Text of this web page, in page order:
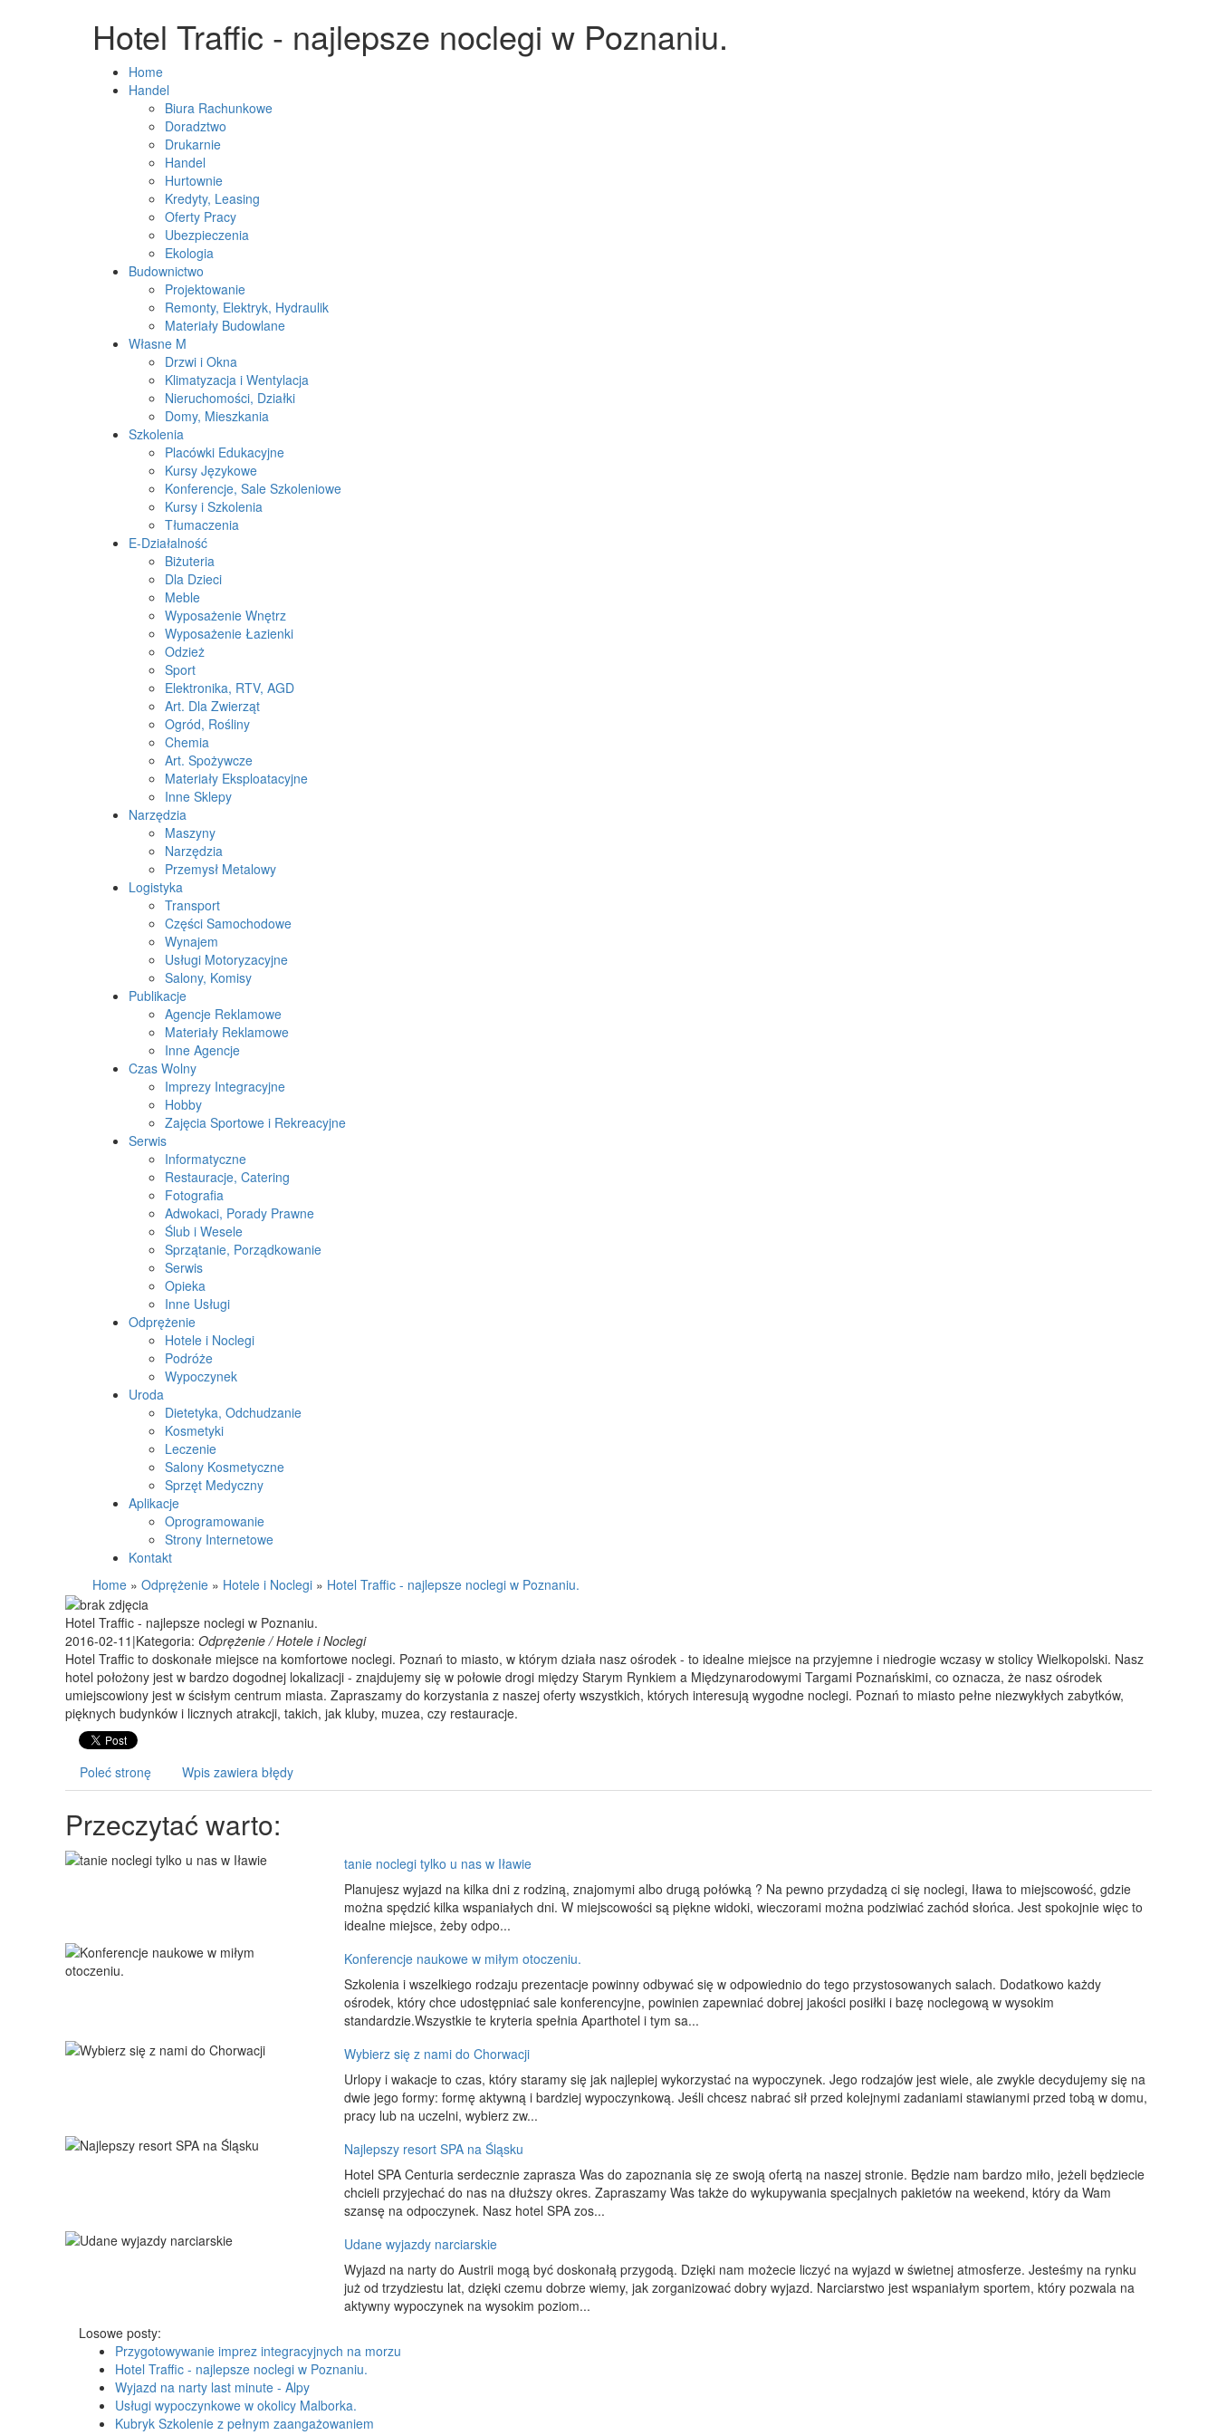
Hotel Traffic - najlepsze noclegi w Poznaniu.
Home
Handel
Biura Rachunkowe
Doradztwo
Drukarnie
Handel
Hurtownie
Kredyty, Leasing
Oferty Pracy
Ubezpieczenia
Ekologia
Budownictwo
Projektowanie
Remonty, Elektryk, Hydraulik
Materiały Budowlane
Własne M
Drzwi i Okna
Klimatyzacja i Wentylacja
Nieruchomości, Działki
Domy, Mieszkania
Szkolenia
Placówki Edukacyjne
Kursy Językowe
Konferencje, Sale Szkoleniowe
Kursy i Szkolenia
Tłumaczenia
E-Działalność
Biżuteria
Dla Dzieci
Meble
Wyposażenie Wnętrz
Wyposażenie Łazienki
Odzież
Sport
Elektronika, RTV, AGD
Art. Dla Zwierząt
Ogród, Rośliny
Chemia
Art. Spożywcze
Materiały Eksploatacyjne
Inne Sklepy
Narzędzia
Maszyny
Narzędzia
Przemysł Metalowy
Logistyka
Transport
Części Samochodowe
Wynajem
Usługi Motoryzacyjne
Salony, Komisy
Publikacje
Agencje Reklamowe
Materiały Reklamowe
Inne Agencje
Czas Wolny
Imprezy Integracyjne
Hobby
Zajęcia Sportowe i Rekreacyjne
Serwis
Informatyczne
Restauracje, Catering
Fotografia
Adwokaci, Porady Prawne
Ślub i Wesele
Sprzątanie, Porządkowanie
Serwis
Opieka
Inne Usługi
Odprężenie
Hotele i Noclegi
Podróże
Wypoczynek
Uroda
Dietetyka, Odchudzanie
Kosmetyki
Leczenie
Salony Kosmetyczne
Sprzęt Medyczny
Aplikacje
Oprogramowanie
Strony Internetowe
Kontakt
Home » Odprężenie » Hotele i Noclegi » Hotel Traffic - najlepsze noclegi w Poznaniu.
Hotel Traffic - najlepsze noclegi w Poznaniu.
2016-02-11 |Kategoria: Odprężenie / Hotele i Noclegi
Hotel Traffic to doskonałe miejsce na komfortowe noclegi. Poznań to miasto, w którym działa nasz ośrodek - to idealne miejsce na przyjemne i niedrogie wczasy w stolicy Wielkopolski. Nasz
hotel położony jest w bardzo dogodnej lokalizacji - znajdujemy się w połowie drogi między Starym Rynkiem a Międzynarodowymi Targami Poznańskimi, co oznacza, że nasz ośrodek
umiejscowiony jest w ścisłym centrum miasta. Zapraszamy do korzystania z naszej oferty wszystkich, których interesują wygodne noclegi. Poznań to miasto pełne niezwykłych zabytków,
pięknych budynków i licznych atrakcji, takich, jak kluby, muzea, czy restauracje.
Poleć stronę Wpis zawiera błędy
Przeczytać warto:
tanie noclegi tylko u nas w Iławie
Planujesz wyjazd na kilka dni z rodziną, znajomymi albo drugą połówką ? Na pewno przydadzą ci się noclegi, Iława to miejscowość, gdzie
można spędzić kilka wspaniałych dni. W miejscowości są piękne widoki, wieczorami można podziwiać zachód słońca. Jest spokojnie więc to
idealne miejsce, żeby odpo...
Konferencje naukowe w miłym otoczeniu.
Szkolenia i wszelkiego rodzaju prezentacje powinny odbywać się w odpowiednio do tego przystosowanych salach. Dodatkowo każdy
ośrodek, który chce udostępniać sale konferencyjne, powinien zapewniać dobrej jakości posiłki i bazę noclegową w wysokim
standardzie.Wszystkie te kryteria spełnia Aparthotel i tym sa...
Wybierz się z nami do Chorwacji
Urlopy i wakacje to czas, który staramy się jak najlepiej wykorzystać na wypoczynek. Jego rodzajów jest wiele, ale zwykle decydujemy się na
dwie jego formy: formę aktywną i bardziej wypoczynkową. Jeśli chcesz nabrać sił przed kolejnymi zadaniami stawianymi przed tobą w domu,
pracy lub na uczelni, wybierz zw...
Najlepszy resort SPA na Śląsku
Hotel SPA Centuria serdecznie zaprasza Was do zapoznania się ze swoją ofertą na naszej stronie. Będzie nam bardzo miło, jeżeli będziecie
chcieli przyjechać do nas na dłuższy okres. Zapraszamy Was także do wykupywania specjalnych pakietów na weekend, który da Wam
szansę na odpoczynek. Nasz hotel SPA zos...
Udane wyjazdy narciarskie
Wyjazd na narty do Austrii mogą być doskonałą przygodą. Dzięki nam możecie liczyć na wyjazd w świetnej atmosferze. Jesteśmy na rynku
już od trzydziestu lat, dzięki czemu dobrze wiemy, jak zorganizować dobry wyjazd. Narciarstwo jest wspaniałym sportem, który pozwala na
aktywny wypoczynek na wysokim poziom...
Losowe posty:
Przygotowywanie imprez integracyjnych na morzu
Hotel Traffic - najlepsze noclegi w Poznaniu.
Wyjazd na narty last minute - Alpy
Usługi wypoczynkowe w okolicy Malborka.
Kubryk Szkolenie z pełnym zaangażowaniem